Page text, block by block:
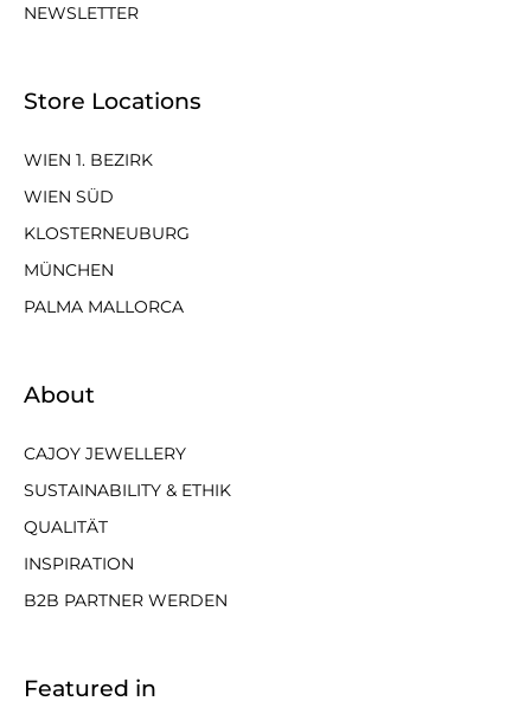
NEWSLETTER
Store Locations
WIEN 1. BEZIRK
WIEN SÜD
KLOSTERNEUBURG
MÜNCHEN
PALMA MALLORCA
About
CAJOY JEWELLERY
SUSTAINABILITY & ETHIK
QUALITÄT
INSPIRATION
B2B PARTNER WERDEN
Featured in